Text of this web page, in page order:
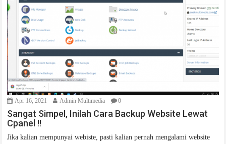
Apr 16, 2021 Admin Multimedia 0
Sangat Simpel, Inilah Cara Backup Website Lewat
Cpanel !!
Jika kalian mempunyai webiste, pasti kalian pernah mengalami website